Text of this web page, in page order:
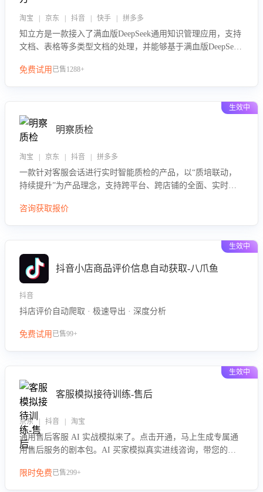
淘宝 | 京东 | 抖音 | 快手 | 拼多多
知立方是一款接入了满血版DeepSeek通用知识管理应用，支持
文档、表格等多类型文档的处理，并能够基于满血版DeepSeek
助用户高效管理和利用知识资源。通过该产品，用户可以轻松
免费试用 已售1288+
生效中
明察质检
淘宝 | 京东 | 抖音 | 拼多多
一款针对客服会话进行实时智能质检的产品，以“质培联动，
持续提升”为产品理念，支持跨平台、跨店铺的全面、实时、
队的销服能力。
咨询获取报价
生效中
抖音小店商品评价信息自动获取-八爪鱼
抖音
抖店评价自动爬取 · 极速导出 · 深度分析
免费试用 已售99+
生效中
客服模拟接待训练-售后
京东 | 抖音 | 淘宝
通用售后客服 AI 实战模拟来了。点击开通，马上生成专属通
用售后服务的剧本包。AI 买家模拟真实进线咨询，带您的客
要点，轻松提升服务能力。
限时免费已售299+